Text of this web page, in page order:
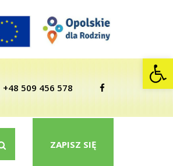
+48 509 456 578
ZAPISZ SIĘ